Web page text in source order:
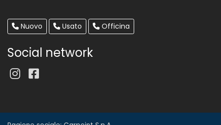
Nuovo Usato Officina
Social network